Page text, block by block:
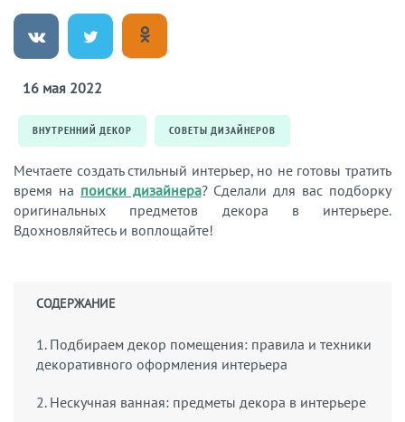
16 мая 2022
ВНУТРЕННИЙ ДЕКОР СОВЕТЫ ДИЗАЙНЕРОВ
Мечтаете создать стильный интерьер, но не готовы тратить
время на поиски дизайнера? Сделали для вас подборку
оригинальных предметов декора в интерьере.
Вдохновляйтесь и воплощайте!
СОДЕРЖАНИЕ
1. Подбираем декор помещения: правила и техники
декоративного оформления интерьера
2. Нескучная ванная: предметы декора в интерьере